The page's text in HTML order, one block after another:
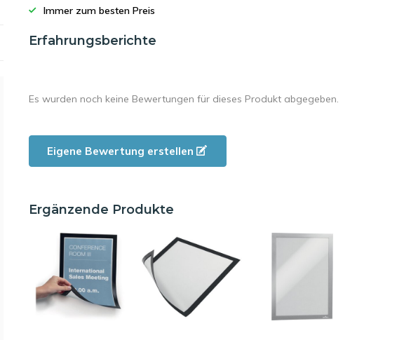
Immer zum besten Preis
Erfahrungsberichte
Es wurden noch keine Bewertungen für dieses Produkt abgegeben.
Eigene Bewertung erstellen
Ergänzende Produkte